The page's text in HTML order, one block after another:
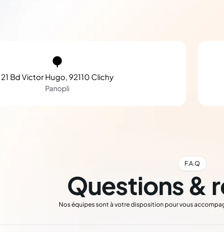
21 Bd Victor Hugo, 92110 Clichy
Panopli
F.A.Q
Questions &
Nos équipes sont à votre disposition pour vous